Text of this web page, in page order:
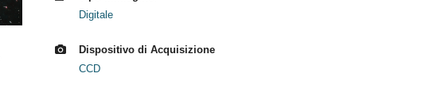
Digitale
Dispositivo di Acquisizione
CCD